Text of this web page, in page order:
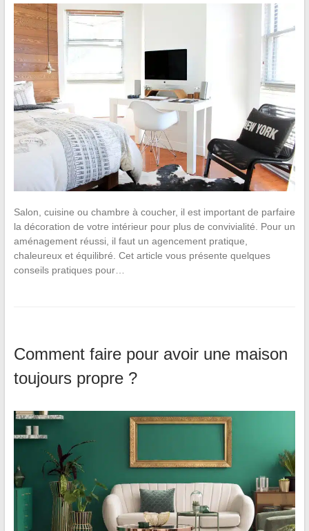
Salon, cuisine ou chambre à coucher, il est important de parfaire
la décoration de votre intérieur pour plus de convivialité. Pour un
aménagement réussi, il faut un agencement pratique,
chaleureux et équilibré. Cet article vous présente quelques
conseils pratiques pour…
Comment faire pour avoir une maison
toujours propre ?